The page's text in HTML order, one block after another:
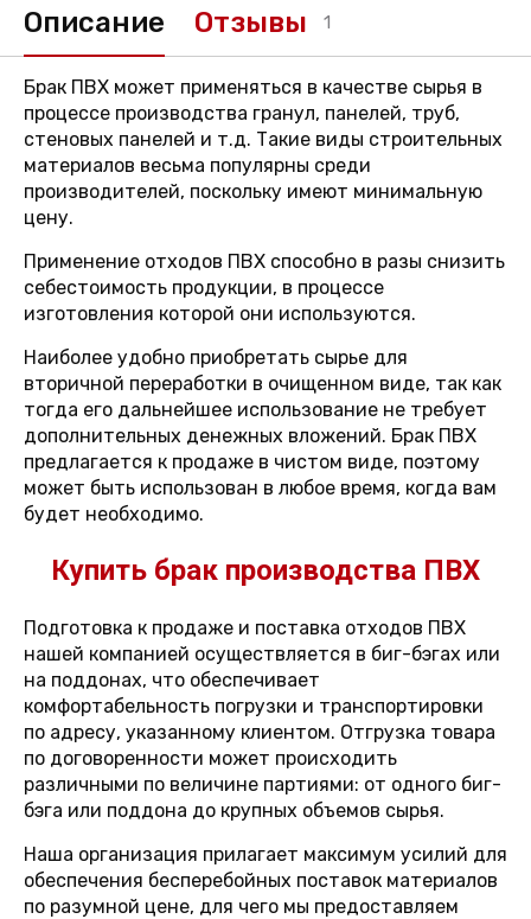
Описание Отзывы 1
Брак ПВХ может применяться в качестве сырья в
процессе производства гранул, панелей, труб,
стеновых панелей и т.д. Такие виды строительных
материалов весьма популярны среди
производителей, поскольку имеют минимальную
цену.
Применение отходов ПВХ способно в разы снизить
себестоимость продукции, в процессе
изготовления которой они используются.
Наиболее удобно приобретать сырье для
вторичной переработки в очищенном виде, так как
тогда его дальнейшее использование не требует
дополнительных денежных вложений. Брак ПВХ
предлагается к продаже в чистом виде, поэтому
может быть использован в любое время, когда вам
будет необходимо.
Купить брак производства ПВХ
Подготовка к продаже и поставка отходов ПВХ
нашей компанией осуществляется в биг-бэгах или
на поддонах, что обеспечивает
комфортабельность погрузки и транспортировки
по адресу, указанному клиентом. Отгрузка товара
по договоренности может происходить
различными по величине партиями: от одного биг-
бэга или поддона до крупных объемов сырья.
Наша организация прилагает максимум усилий для
обеспечения бесперебойных поставок материалов
по разумной цене, для чего мы предоставляем